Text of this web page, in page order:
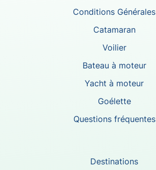
Conditions Générales
Catamaran
Voilier
Bateau à moteur
Yacht à moteur
Goélette
Questions fréquentes
Destinations